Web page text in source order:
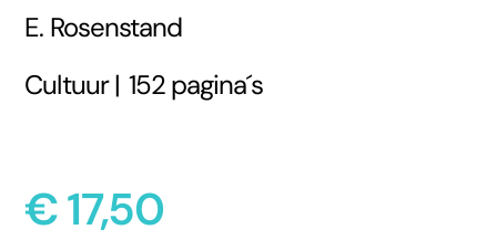
E. Rosenstand
Cultuur | 152 pagina´s
€17,50